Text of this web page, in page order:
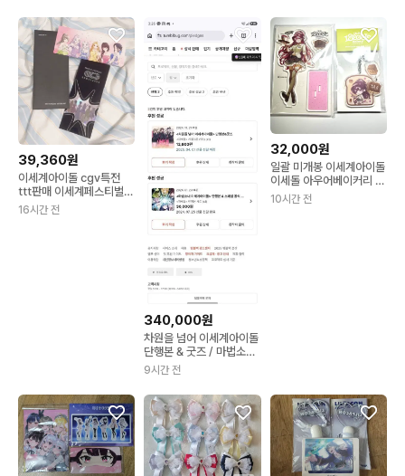
39,360원
이세계아이돌 cgv특전
ttt판매 이세계페스티벌
이세돌 차세돌 마세돌
16시간 전
340,000원
차원을 넘어 이세계아이돌
단행본 & 굿즈 / 마법소녀
이세계아이돌 단행본 & 스
페셜 공식
9시간 전
32,000원
일괄 미개봉 이세계아이돌
이세돌 아우어베이커리 콜
라보 주르르 아크릴 스탠
드 아크릴 키링
10시간 전